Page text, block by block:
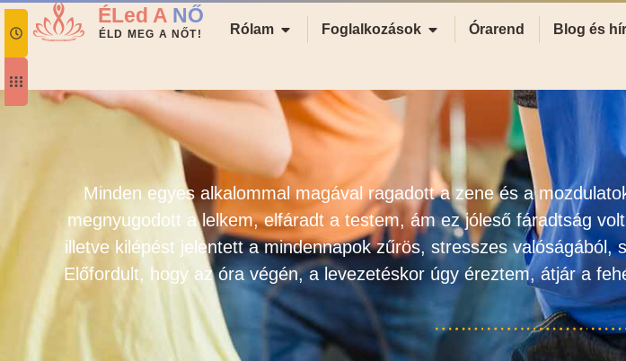
ÉLed A NŐ
ÉLD MEG A NŐT! Rólam Foglalkozások Órarend Blog és
Minden egyes alkalommal magával ragadott a zene és a
megnyugodott a lelkem, elfáradt a testem, ám ez jóleső fáradtság
illetve kilépést jelentett a mindennapok zűrös, stresszes valóságából,
Előfordult, hogy az óra végén, a levezetéskor úgy éreztem, átjár a